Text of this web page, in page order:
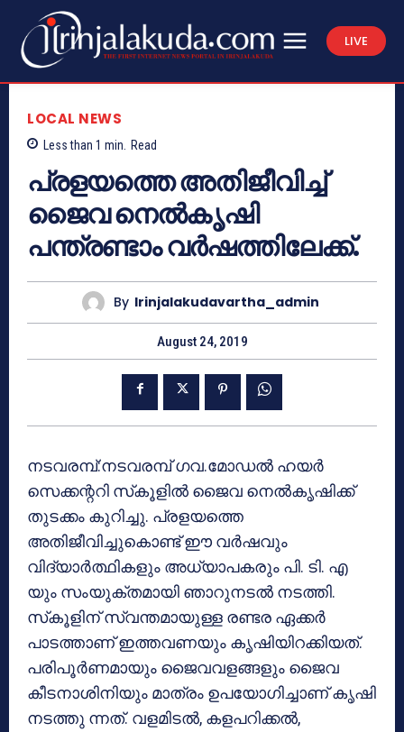
LIVE
LOCAL NEWS
Less than 1 min. Read
പ്രളയത്തെ അതിജീവിച്ച്
ജൈവ നെല്‍കൃഷി
പന്ത്രണ്ടാം വര്‍ഷത്തിലേക്ക്.
By Irinjalakudavartha_admin
August 24, 2019
നടവരമ്പ്:നടവരമ്പ് ഗവ.മോഡല്‍ ഹയര്‍
സെക്കന്ററി സ്‌കൂളില്‍ ജൈവ നെല്‍കൃഷിക്ക്
തുടക്കം കുറിച്ചു. പ്രളയത്തെ
അതിജീവിച്ചുകൊണ്ട് ഈ വര്‍ഷവും
വിദ്യാര്‍ത്ഥികളും അധ്യാപകരും പി. ടി. എ
യും സംയുക്തമായി ഞാറുനടല്‍ നടത്തി.
സ്‌കൂളിന് സ്വന്തമായുള്ള രണ്ടര ഏക്കര്‍
പാടത്താണ് ഇത്തവണയും കൃഷിയിറക്കിയത്.
പരിപൂര്‍ണമായും ജൈവവളങ്ങളും ജൈവ
കീടനാശിനിയും മാത്രം ഉപയോഗിച്ചാണ് കൃഷി
നടത്തു ന്നത്. വളമിടല്‍, കളപറിക്കല്‍,